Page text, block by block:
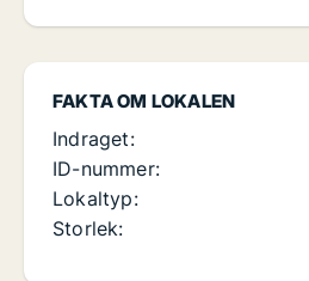
FAKTA OM LOKALEN
Indraget:
ID-nummer:
Lokaltyp:
Storlek: